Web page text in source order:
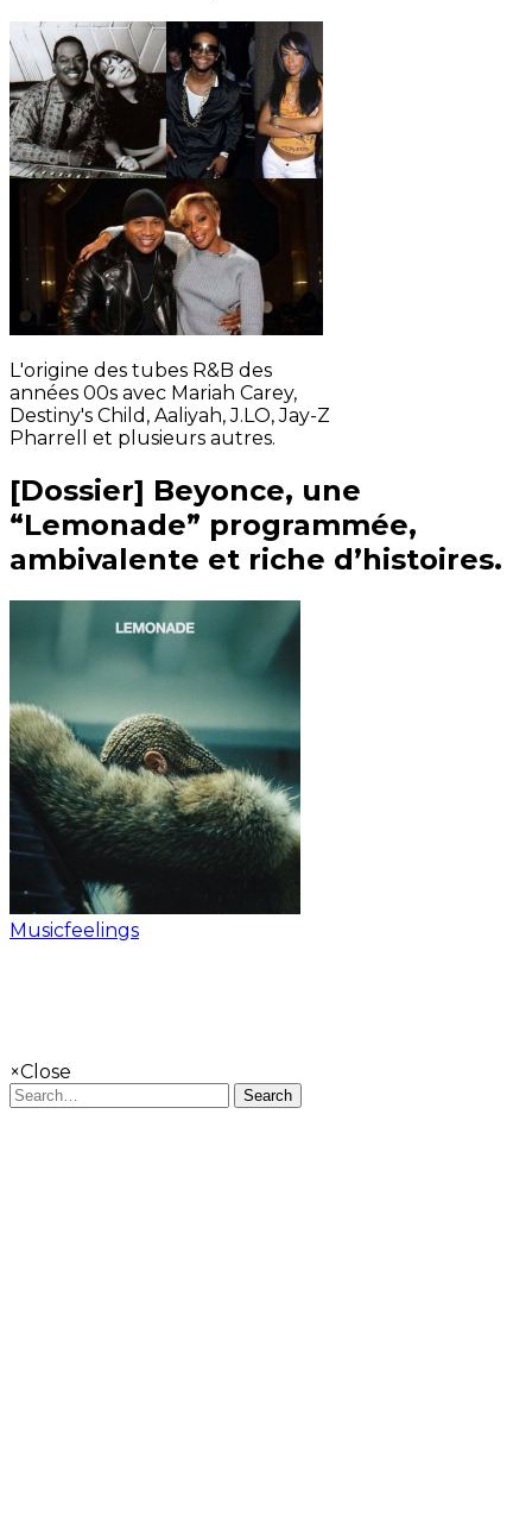
L'origine des tubes R&B des
années 00s avec Mariah Carey,
Destiny's Child, Aaliyah, J.LO, Jay-Z
Pharrell et plusieurs autres.
[Dossier] Beyonce, une
“Lemonade” programmée,
ambivalente et riche d’histoires.
Musicfeelings
×Close
Search